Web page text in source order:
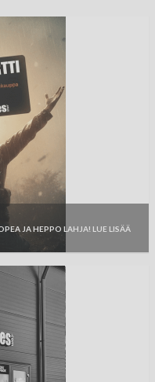
JA HEPPO LAHJA! LUE LISÄÄ